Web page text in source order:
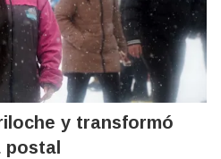
y transformó
postal